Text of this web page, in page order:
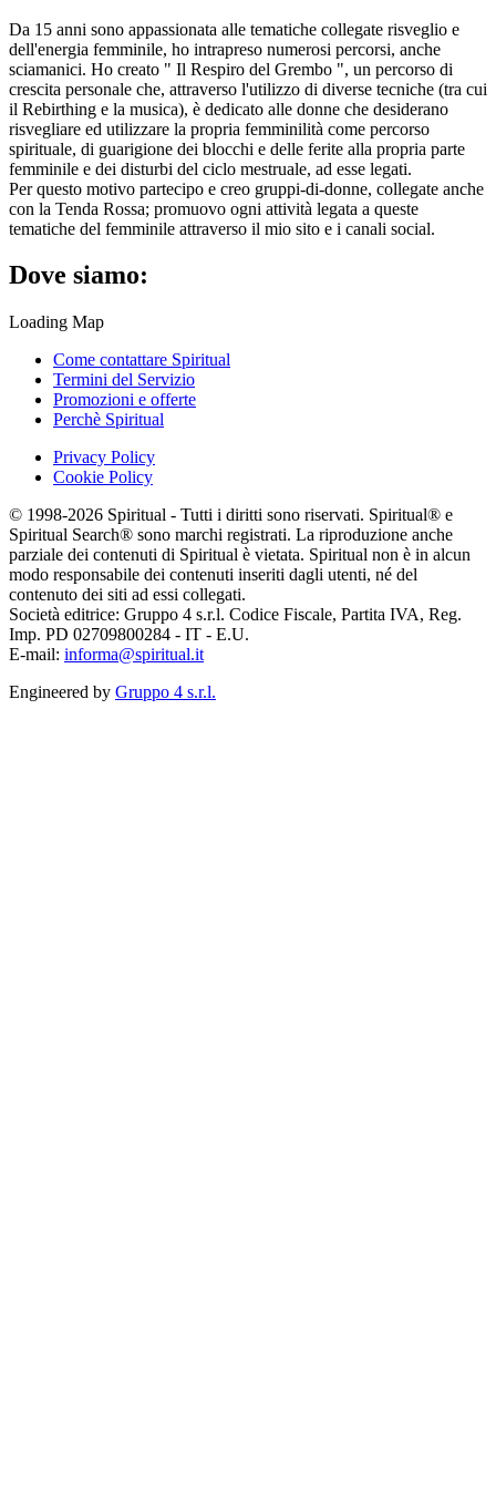
Da 15 anni sono appassionata alle tematiche collegate risveglio e
dell'energia femminile, ho intrapreso numerosi percorsi, anche
sciamanici. Ho creato " Il Respiro del Grembo ", un percorso di
crescita personale che, attraverso l'utilizzo di diverse tecniche (tra cui
il Rebirthing e la musica), è dedicato alle donne che desiderano
risvegliare ed utilizzare la propria femminilità come percorso
spirituale, di guarigione dei blocchi e delle ferite alla propria parte
femminile e dei disturbi del ciclo mestruale, ad esse legati.
Per questo motivo partecipo e creo gruppi-di-donne, collegate anche
con la Tenda Rossa; promuovo ogni attività legata a queste
tematiche del femminile attraverso il mio sito e i canali social.
Dove siamo:
Loading Map
Come contattare Spiritual
Termini del Servizio
Promozioni e offerte
Perchè Spiritual
Privacy Policy
Cookie Policy
© 1998-2026 Spiritual - Tutti i diritti sono riservati. Spiritual® e
Spiritual Search® sono marchi registrati. La riproduzione anche
parziale dei contenuti di Spiritual è vietata. Spiritual non è in alcun
modo responsabile dei contenuti inseriti dagli utenti, né del
contenuto dei siti ad essi collegati.
Società editrice: Gruppo 4 s.r.l. Codice Fiscale, Partita IVA, Reg.
Imp. PD 02709800284 - IT - E.U.
E-mail: informa@spiritual.it
Engineered by Gruppo 4 s.r.l.